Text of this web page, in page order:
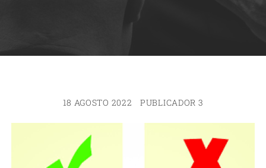
18 AGOSTO 2022 PUBLICADOR 3